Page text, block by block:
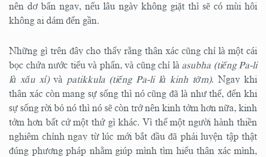
nên dơ bẩn ngay, nếu lâu ngày không giặt thì sẽ có mùi hôi
không ai dám đến gần.
Những gì trên đây cho thấy rằng thân xác cũng chỉ là một cái
bọc chứa nước tiểu và phẩn, và cũng chỉ là asubha (tiếng Pa-li
là xấu xí)và patikkula (tiếng Pa-li là kinh tởm). Ngay khi
thân xác còn mang sự sống thì nó cũng đã là như thế, đến khi
sự sống rời bỏ nó thì nó sẽ còn trở nên kinh tởm hơn nữa, kinh
tởm hơn bất cứ một thứ gì khác. Vì thế một người hành thiền
nghiêm chỉnh ngay từ lúc mới bắt đầu đã phải luyện tập thật
đúng phương pháp nhằm giúp mình tìm hiểu thân xác mình,